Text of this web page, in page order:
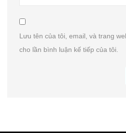
Lưu tên của tôi, email, và trang
cho lần bình luận kế tiếp của tôi.